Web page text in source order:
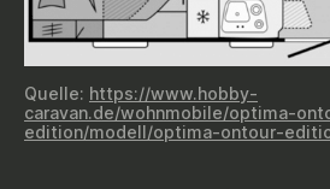
Quelle: https://www.hobby-
caravan.de/wohnmobile/optima-
edition/modell/optima-ontour-